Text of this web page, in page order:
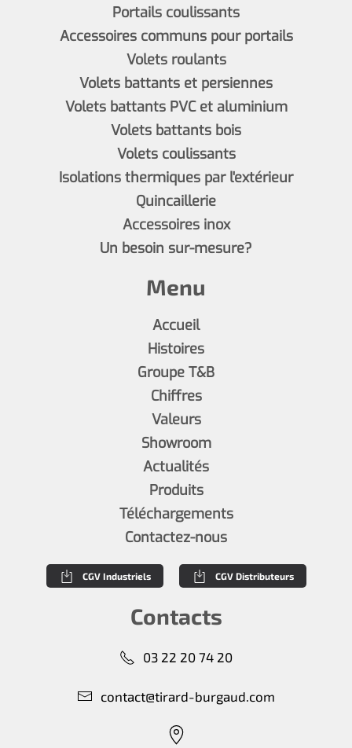
Portails coulissants
Accessoires communs pour portails
Volets roulants
Volets battants et persiennes
Volets battants PVC et aluminium
Volets battants bois
Volets coulissants
Isolations thermiques par l'extérieur
Quincaillerie
Accessoires inox
Un besoin sur-mesure?
Menu
Accueil
Histoires
Groupe T&B
Chiffres
Valeurs
Showroom
Actualités
Produits
Téléchargements
Contactez-nous
CGV Industriels CGV Distributeurs
Contacts
03 22 20 74 20
contact@tirard-burgaud.com